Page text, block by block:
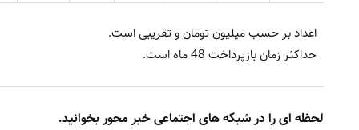
اعداد بر حسب میلیون تومان و تقریبی است.
حداکثر زمان بازپرداخت 48 ماه است.
لحظه ای را در شبکه های اجتماعی خبر محور بخوانید.